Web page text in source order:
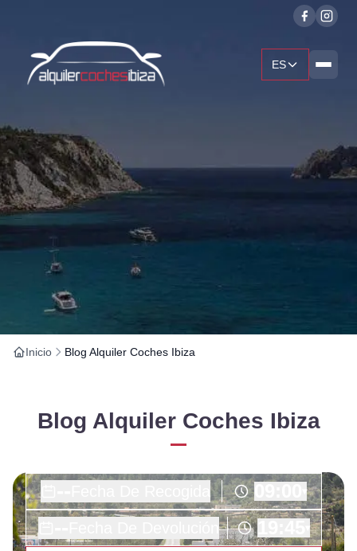
ES
19:45
Inicio Blog Alquiler Coches Ibiza
Blog Alquiler Coches Ibiza